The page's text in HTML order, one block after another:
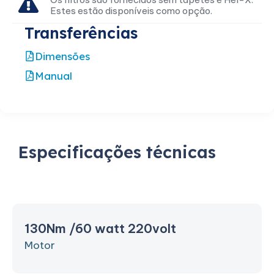
Estes estão disponíveis como opção.
Transferências
Dimensões
Manual
Especificações técnicas
130Nm /60 watt 220volt
Motor